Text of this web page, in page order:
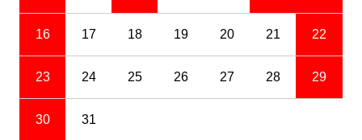
16 17 18 19 20 21 22
23 24 25 26 27 28 29
30 31